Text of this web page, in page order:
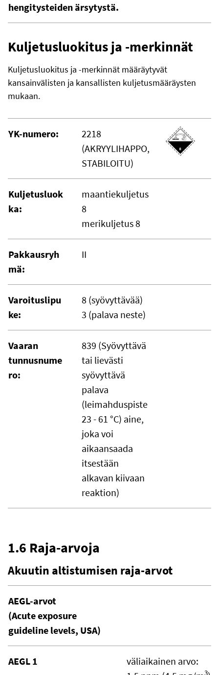
hengitysteiden ärsytystä.
Kuljetusluokitus ja -merkinnät
Kuljetusluokitus ja -merkinnät määräytyvät
kansainvälisten ja kansallisten kuljetusmääräysten
mukaan.
YK-numero:
2218
(AKRYYLIHAPPO,
STABILOITU)
Kuljetusluok
ka:
maantiekuljetus
8
merikuljetus 8
Pakkausryh
mä:
II
Varoituslipu
ke:
8 (syövyttävää)
3 (palava neste)
Vaaran
tunnusnume
ro:
839 (Syövyttävä
tai lievästi
syövyttävä
palava
(leimahduspiste
23 - 61 °C) aine,
joka voi
aikaansaada
itsestään
alkavan kiivaan
reaktion)
1.6 Raja-arvoja
Akuutin altistumisen raja-arvot
AEGL-arvot
(Acute exposure
guideline levels, USA)
AEGL 1
väliaikainen arvo:
3